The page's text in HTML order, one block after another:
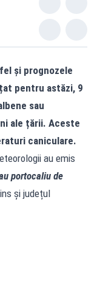
și prognozele
pentru astăzi, 9
sau
ale țării. Aceste
caniculare.
au emis
portocaliu de
și județul